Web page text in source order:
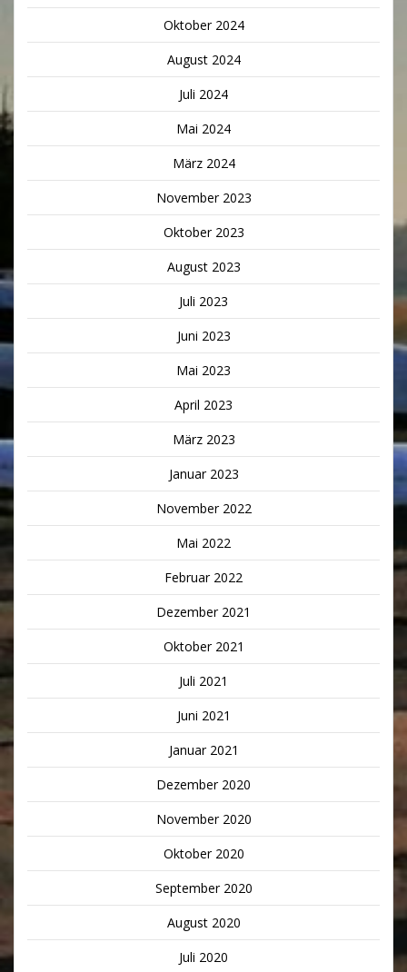
Oktober 2024
August 2024
Juli 2024
Mai 2024
März 2024
November 2023
Oktober 2023
August 2023
Juli 2023
Juni 2023
Mai 2023
April 2023
März 2023
Januar 2023
November 2022
Mai 2022
Februar 2022
Dezember 2021
Oktober 2021
Juli 2021
Juni 2021
Januar 2021
Dezember 2020
November 2020
Oktober 2020
September 2020
August 2020
Juli 2020